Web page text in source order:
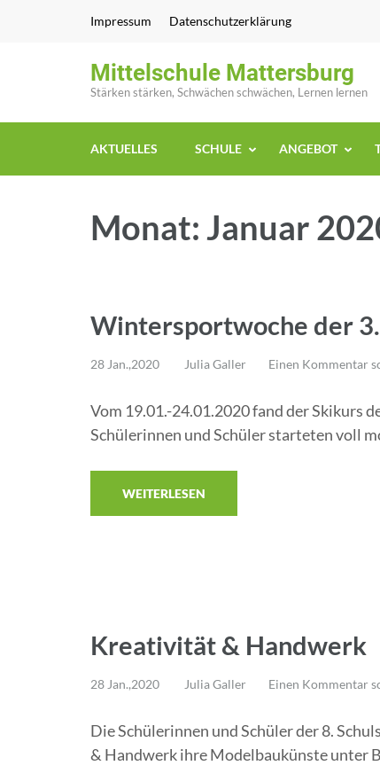
Impressum Datenschutzerklärung
Mittelschule Mattersburg
Stärken stärken, Schwächen schwächen, Lernen lernen
AKTUELLES SCHULE ANGEBOT
Monat: Januar
Wintersportwoche der
28 Jan.,2020 Julia Galler Einen Kommentar
Vom 19.01.-24.01.2020 fand der Skikurs
Schülerinnen und Schüler starteten voll
WEITERLESEN
Kreativität & Handwerk
28 Jan.,2020 Julia Galler Einen Kommentar
Die Schülerinnen und Schüler der 8.
& Handwerk ihre Modelbaukünste unter